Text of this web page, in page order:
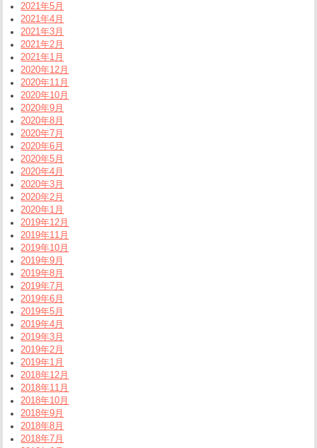
2021年5月
2021年4月
2021年3月
2021年2月
2021年1月
2020年12月
2020年11月
2020年10月
2020年9月
2020年8月
2020年7月
2020年6月
2020年5月
2020年4月
2020年3月
2020年2月
2020年1月
2019年12月
2019年11月
2019年10月
2019年9月
2019年8月
2019年7月
2019年6月
2019年5月
2019年4月
2019年3月
2019年2月
2019年1月
2018年12月
2018年11月
2018年10月
2018年9月
2018年8月
2018年7月